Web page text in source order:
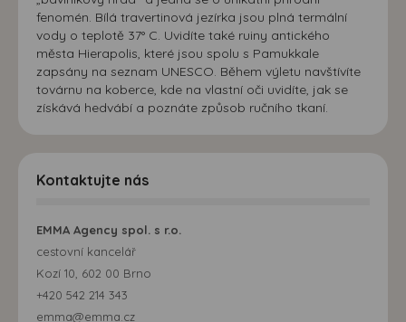
fenomén. Bílá travertinová jezírka jsou plná termální
vody o teplotě 37° C. Uvidíte také ruiny antického
města Hierapolis, které jsou spolu s Pamukkale
zapsány na seznam UNESCO. Během výletu navštívíte
továrnu na koberce, kde na vlastní oči uvidíte, jak se
získává hedvábí a poznáte způsob ručního tkaní.
Kontaktujte nás
EMMA Agency spol. s r.o.
cestovní kancelář
Kozí 10, 602 00 Brno
+420 542 214 343
emma@emma.cz